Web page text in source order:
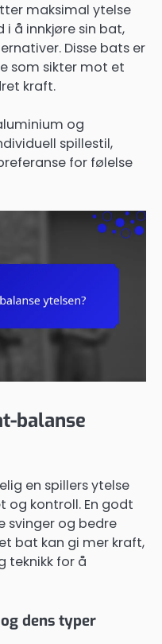
maksimal ytelse
i å innkjøre sin bat,
Disse bats er
som sikter mot et
kraft.
og
spillestil,
for følelse
balanse
en spillers ytelse
og kontroll. En godt
svinger og bedre
bat kan gi mer kraft,
teknikk for å
dens typer